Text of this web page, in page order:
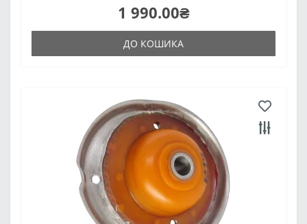
1 990.00₴
ДО КОШИКА